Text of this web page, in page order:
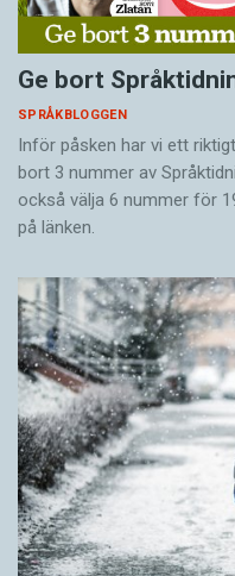
Ge bort
SPRÅKBLOGGEN
Inför påsken har vi ett
bort 3 nummer av
också välja 6 nummer för
på länken.